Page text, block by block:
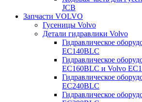
JCB
Запчасти VOLVO
Гусеницы Volvo
Детали гидравлики Volvo
Гидравлическое
EC140BLC
Гидравлическое
EC160BLC и Volvo
Гидравлическое
EC240BLC
Гидравлическое